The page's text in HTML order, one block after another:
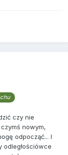
czy nie
nowym,
odpocząć... I
odległościówce